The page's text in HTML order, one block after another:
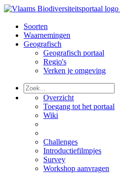
Soorten
Waarnemingen
Geografisch
Geografisch portaal
Regio's
Verken je omgeving
Overzicht
Toegang tot het portaal
Wiki
Challenges
Introductiefilmpjes
Survey
Workshop aanvragen